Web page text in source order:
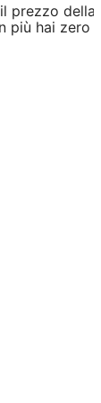
prezzo della
più hai zero